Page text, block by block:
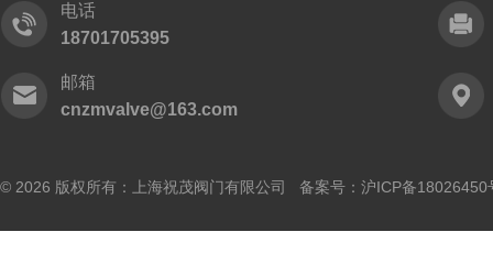
电话
18701705395
邮箱
cnzmvalve@163.com
© 2026 版权所有：上海祝茂阀门有限公司 备案号： 沪ICP备18026450